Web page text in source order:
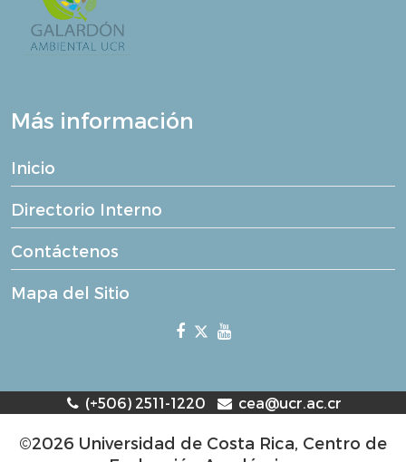
Más información
Inicio
Directorio Interno
Contáctenos
Mapa del Sitio
(+506) 2511-1220 cea@ucr.ac.cr
©2026 Universidad de Costa Rica, Centro de